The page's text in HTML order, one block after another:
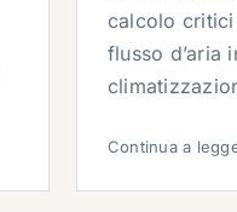
calcolo
flusso d’aria
Continua a